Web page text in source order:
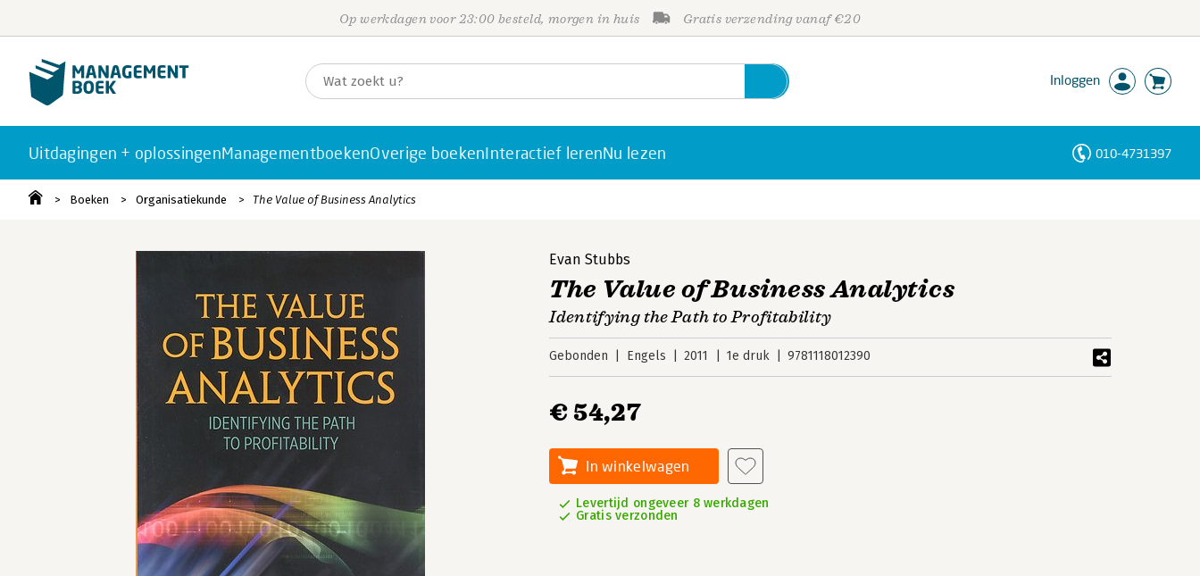
Op werkdagen voor 23:00 besteld, morgen in huis Gratis verzending vanaf €20
Inloggen
Uitdagingen + oplossingenManagementboekenOverige boekenInteractief lerenNu lezen 010-4731397
Boeken Organisatiekunde The Value of Business Analytics
Evan Stubbs
The Value of Business Analytics
Identifying the Path to Profitability
Gebonden Engels 2011 1e druk 9781118012390
€ 54,27
In winkelwagen
Levertijd ongeveer 8 werkdagen
Gratis verzonden
Personen